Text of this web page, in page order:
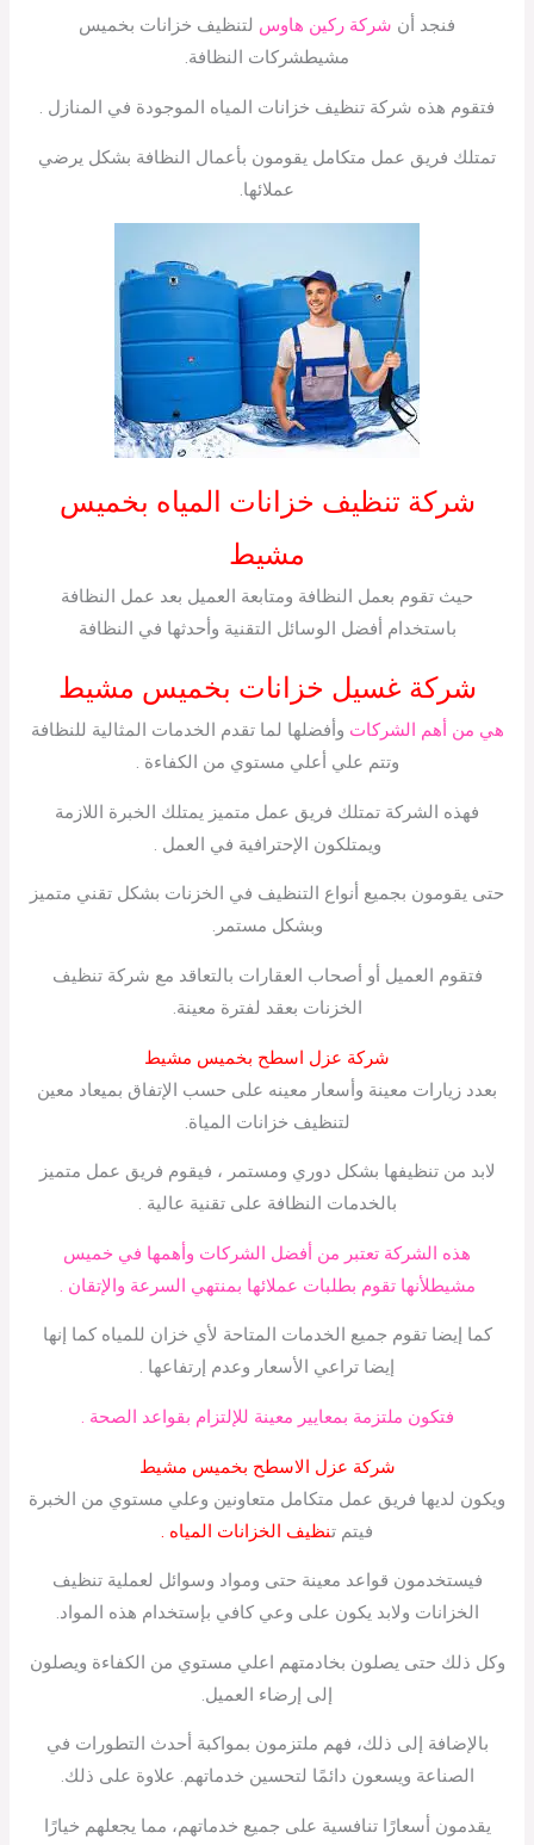
فنجد أن شركة ركين هاوس لتنظيف خزانات بخميس
مشيطشركات النظافة.
فتقوم هذه شركة تنظيف خزانات المياه الموجودة في المنازل .
تمتلك فريق عمل متكامل يقومون بأعمال النظافة بشكل يرضي
عملائها.
شركة تنظيف خزانات المياه بخميس
مشيط
حيث تقوم بعمل النظافة ومتابعة العميل بعد عمل النظافة
باستخدام أفضل الوسائل التقنية وأحدثها في النظافة
شركة غسيل خزانات بخميس مشيط
هي من أهم الشركات وأفضلها لما تقدم الخدمات المثالية للنظافة
وتتم علي أعلي مستوي من الكفاءة .
فهذه الشركة تمتلك فريق عمل متميز يمتلك الخبرة اللازمة
ويمتلكون الإحترافية في العمل .
حتى يقومون بجميع أنواع التنظيف في الخزنات بشكل تقني متميز
وبشكل مستمر.
فتقوم العميل أو أصحاب العقارات بالتعاقد مع شركة تنظيف
الخزنات بعقد لفترة معينة.
شركة عزل اسطح بخميس مشيط
بعدد زيارات معينة وأسعار معينه على حسب الإتفاق بميعاد معين
لتنظيف خزانات المياة.
لابد من تنظيفها بشكل دوري ومستمر ، فيقوم فريق عمل متميز
بالخدمات النظافة على تقنية عالية .
هذه الشركة تعتبر من أفضل الشركات وأهمها في خميس
مشيطلأنها تقوم بطلبات عملائها بمنتهي السرعة والإتقان .
كما إيضا تقوم جميع الخدمات المتاحة لأي خزان للمياه كما إنها
إيضا تراعي الأسعار وعدم إرتفاعها .
فتكون ملتزمة بمعايير معينة للإلتزام بقواعد الصحة .
شركة عزل الاسطح بخميس مشيط
ويكون لديها فريق عمل متكامل متعاونين وعلي مستوي من الخبرة
فيتم تنظيف الخزانات المياه .
فيستخدمون قواعد معينة حتى ومواد وسوائل لعملية تنظيف
الخزانات ولابد يكون على وعي كافي بإستخدام هذه المواد.
وكل ذلك حتى يصلون بخادمتهم اعلي مستوي من الكفاءة ويصلون
إلى إرضاء العميل.
بالإضافة إلى ذلك، فهم ملتزمون بمواكبة أحدث التطورات في
الصناعة ويسعون دائمًا لتحسين خدماتهم. علاوة على ذلك.
يقدمون أسعارًا تنافسية على جميع خدماتهم، مما يجعلهم خيارًا